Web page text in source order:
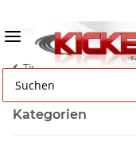
Tischkicker Zubehör
Kategorien